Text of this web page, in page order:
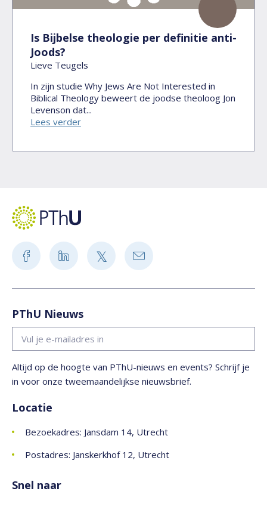
Is Bijbelse theologie per definitie anti-
Joods?
Lieve Teugels
In zijn studie Why Jews Are Not Interested in
Biblical Theology beweert de joodse theoloog Jon
Levenson dat...
Lees verder
PThU Nieuws
Altijd op de hoogte van PThU-nieuws en events? Schrijf je
in voor onze tweemaandelijkse nieuwsbrief.
Locatie
Bezoekadres: Jansdam 14, Utrecht
Postadres: Janskerkhof 12, Utrecht
Snel naar